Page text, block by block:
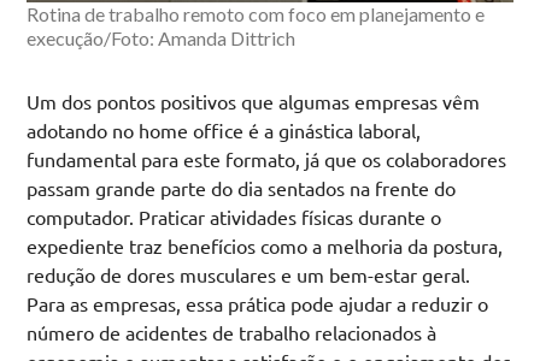
Rotina de trabalho remoto com foco em planejamento e
execução/Foto: Amanda Dittrich
Um dos pontos positivos que algumas empresas vêm
adotando no home office é a ginástica laboral,
fundamental para este formato, já que os colaboradores
passam grande parte do dia sentados na frente do
computador. Praticar atividades físicas durante o
expediente traz benefícios como a melhoria da postura,
redução de dores musculares e um bem-estar geral.
Para as empresas, essa prática pode ajudar a reduzir o
número de acidentes de trabalho relacionados à